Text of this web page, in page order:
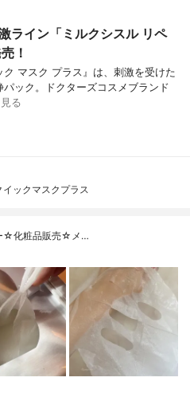
ライン「ミルクシスル リペ
！
ク マスク プラス』は、刺激を受けた
ック。ドクターズコスメブランド
る
イックマスクプラス
☆化粧品販売☆メ…